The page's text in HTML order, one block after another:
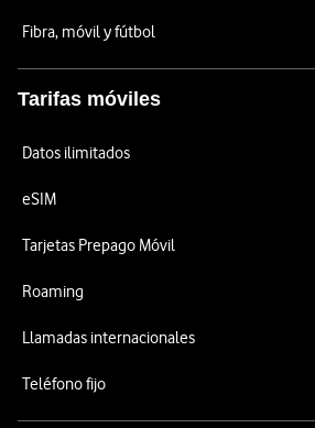
Fibra, móvil y fútbol
Tarifas móviles
Datos ilimitados
eSIM
Tarjetas Prepago Móvil
Roaming
Llamadas internacionales
Teléfono fijo